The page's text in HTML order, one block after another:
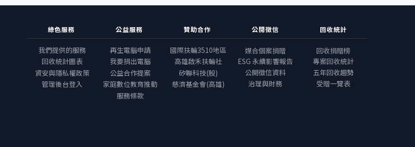
綠色服務
我們提供的服務
回收統計圖表
資安與隱私權政策
管理後台登入
公益服務
再生電腦申請
我要捐出電腦
公益合作提案
家庭數位教育推動
服務條款
贊助合作
國際扶輪3510地區
高雄啟禾扶輪社
矽聯科技(股)
慈濟基金會(高雄)
公開徵信
媒合個案捐贈
ESG 永續影響報告
公開徵信資料
治理與財務
回收統計
回收捐贈榜
專案回收統計
五年回收趨勢
受贈一覽表